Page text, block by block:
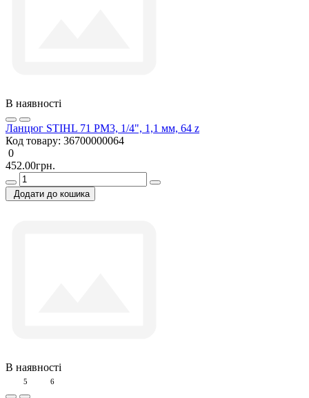
В наявності
Ланцюг STIHL 71 PM3, 1/4", 1,1 мм, 64 z
Код товару: 36700000064
0
452.00грн.
Додати до кошика
В наявності
5 6